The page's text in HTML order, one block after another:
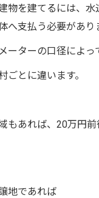
物を建てるには、水
へ支払う必要があり
ーターの口径によっ
ごとに違います。
もあれば、20万円
地であれば